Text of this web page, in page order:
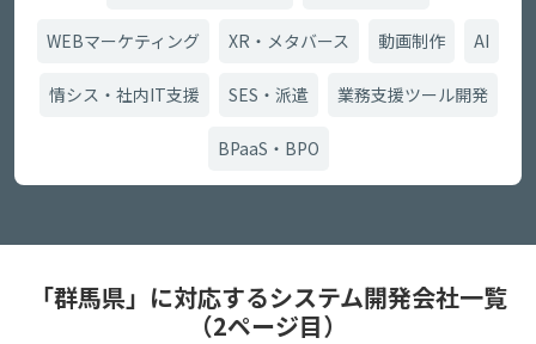
WEBマーケティング XR・メタバース 動画制作 AI
情シス・社内IT支援 SES・派遣 業務支援ツール開発
BPaaS・BPO
「群馬県」に対応するシステム開発会社一覧
（2ページ目）